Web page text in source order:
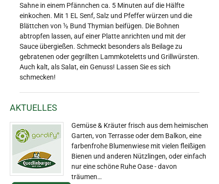
Sahne in einem Pfännchen ca. 5 Minuten auf die Hälfte
einkochen. Mit 1 EL Senf, Salz und Pfeffer würzen und die
Blättchen von ½ Bund Thymian beifügen. Die Bohnen
abtropfen lassen, auf einer Platte anrichten und mit der
Sauce übergießen. Schmeckt besonders als Beilage zu
gebratenen oder gegrillten Lammkoteletts und Grillwürsten.
Auch kalt, als Salat, ein Genuss! Lassen Sie es sich
schmecken!
AKTUELLES
Gemüse & Kräuter frisch aus dem heimischen
Garten, von Terrasse oder dem Balkon, eine
farbenfrohe Blumenwiese mit vielen fleißigen
Bienen und anderen Nützlingen, oder einfach
nur eine schöne Ruhe Oase - davon
träumen…